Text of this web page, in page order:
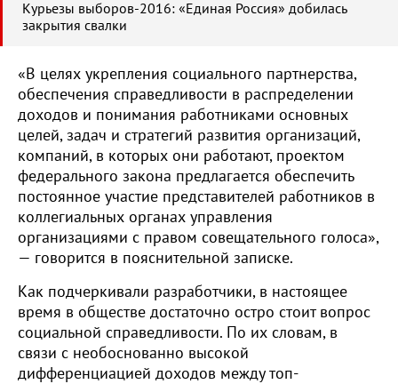
Курьезы выборов-2016: «Единая Россия» добилась
закрытия свалки
«В целях укрепления социального партнерства,
обеспечения справедливости в распределении
доходов и понимания работниками основных
целей, задач и стратегий развития организаций,
компаний, в которых они работают, проектом
федерального закона предлагается обеспечить
постоянное участие представителей работников в
коллегиальных органах управления
организациями с правом совещательного голоса»,
— говорится в пояснительной записке.
Как подчеркивали разработчики, в настоящее
время в обществе достаточно остро стоит вопрос
социальной справедливости. По их словам, в
связи с необоснованно высокой
дифференциацией доходов между топ-